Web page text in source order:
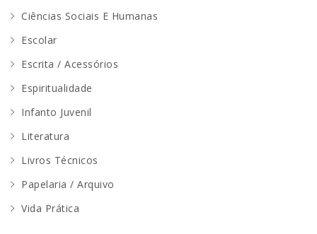
Ciências Sociais E Humanas
Escolar
Escrita / Acessórios
Espiritualidade
Infanto Juvenil
Literatura
Livros Técnicos
Papelaria / Arquivo
Vida Prática